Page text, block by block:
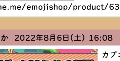
emojishop/product/
2022年8月6日(土) 16:08
カプ